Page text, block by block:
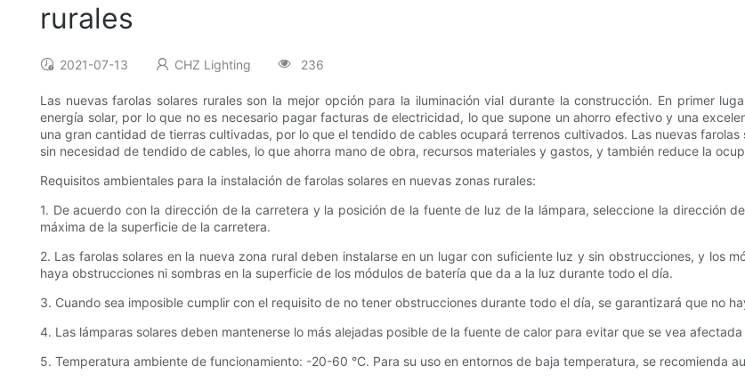
rurales
2021-07-13 CHZ Lighting 236
Las nuevas farolas solares rurales son la mejor opción para la iluminación vial durante la construcción. En primer
energía solar, por lo que no es necesario pagar facturas de electricidad, lo que supone un ahorro efectivo y una
una gran cantidad de tierras cultivadas, por lo que el tendido de cables ocupará terrenos cultivados. Las nuevas
sin necesidad de tendido de cables, lo que ahorra mano de obra, recursos materiales y gastos, y también reduce la
Requisitos ambientales para la instalación de farolas solares en nuevas zonas rurales:
1. De acuerdo con la dirección de la carretera y la posición de la fuente de luz de la lámpara, seleccione la dirección
máxima de la superficie de la carretera.
2. Las farolas solares en la nueva zona rural deben instalarse en un lugar con suficiente luz y sin obstrucciones, y los
haya obstrucciones ni sombras en la superficie de los módulos de batería que da a la luz durante todo el día.
3. Cuando sea imposible cumplir con el requisito de no tener obstrucciones durante todo el día, se garantizará que no
4. Las lámparas solares deben mantenerse lo más alejadas posible de la fuente de calor para evitar que se vea
5. Temperatura ambiente de funcionamiento: -20-60 °C. Para su uso en entornos de baja temperatura, se recomienda